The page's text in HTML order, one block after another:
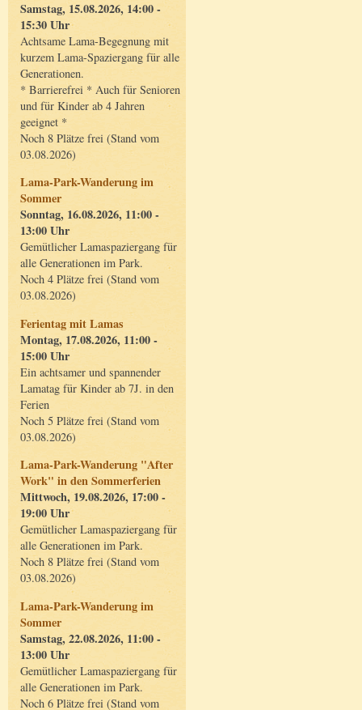
Samstag, 15.08.2026, 14:00 -
15:30 Uhr
Achtsame Lama-Begegnung mit
kurzem Lama-Spaziergang für alle
Generationen.
* Barrierefrei * Auch für Senioren
und für Kinder ab 4 Jahren
geeignet *
Noch 8 Plätze frei (Stand vom
03.08.2026)
Lama-Park-Wanderung im
Sommer
Sonntag, 16.08.2026, 11:00 -
13:00 Uhr
Gemütlicher Lamaspaziergang für
alle Generationen im Park.
Noch 4 Plätze frei (Stand vom
03.08.2026)
Ferientag mit Lamas
Montag, 17.08.2026, 11:00 -
15:00 Uhr
Ein achtsamer und spannender
Lamatag für Kinder ab 7J. in den
Ferien
Noch 5 Plätze frei (Stand vom
03.08.2026)
Lama-Park-Wanderung "After
Work" in den Sommerferien
Mittwoch, 19.08.2026, 17:00 -
19:00 Uhr
Gemütlicher Lamaspaziergang für
alle Generationen im Park.
Noch 8 Plätze frei (Stand vom
03.08.2026)
Lama-Park-Wanderung im
Sommer
Samstag, 22.08.2026, 11:00 -
13:00 Uhr
Gemütlicher Lamaspaziergang für
alle Generationen im Park.
Noch 6 Plätze frei (Stand vom